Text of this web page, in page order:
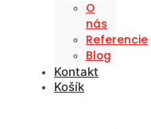
O
nás
Referencie
Blog
Kontakt
Košík